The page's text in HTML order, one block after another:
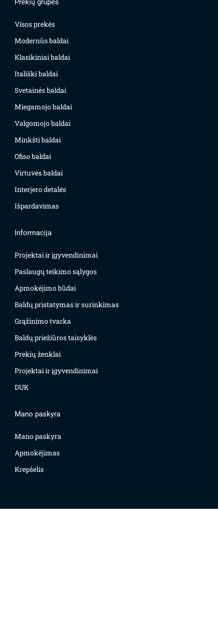
Prekių grupės
Visos prekės
Modernūs baldai
Klasikiniai baldai
Itališki baldai
Svetainės baldai
Miegamojo baldai
Valgomojo baldai
Minkšti baldai
Ofiso baldai
Virtuvės baldai
Interjero detalės
Išpardavimas
Informacija
Projektai ir įgyvendinimai
Paslaugų teikimo sąlygos
Apmokėjimo būdai
Baldų pristatymas ir surinkimas
Grąžinimo tvarka
Baldų priežiūros taisyklės
Prekių ženklai
Projektai ir įgyvendinimai
DUK
Mano paskyra
Mano paskyra
Apmokėjimas
Krepšelis